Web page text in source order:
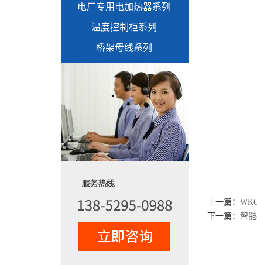
电厂专用电加热器系列
温度控制柜系列
桥架母线系列
上一篇：
下一篇：智